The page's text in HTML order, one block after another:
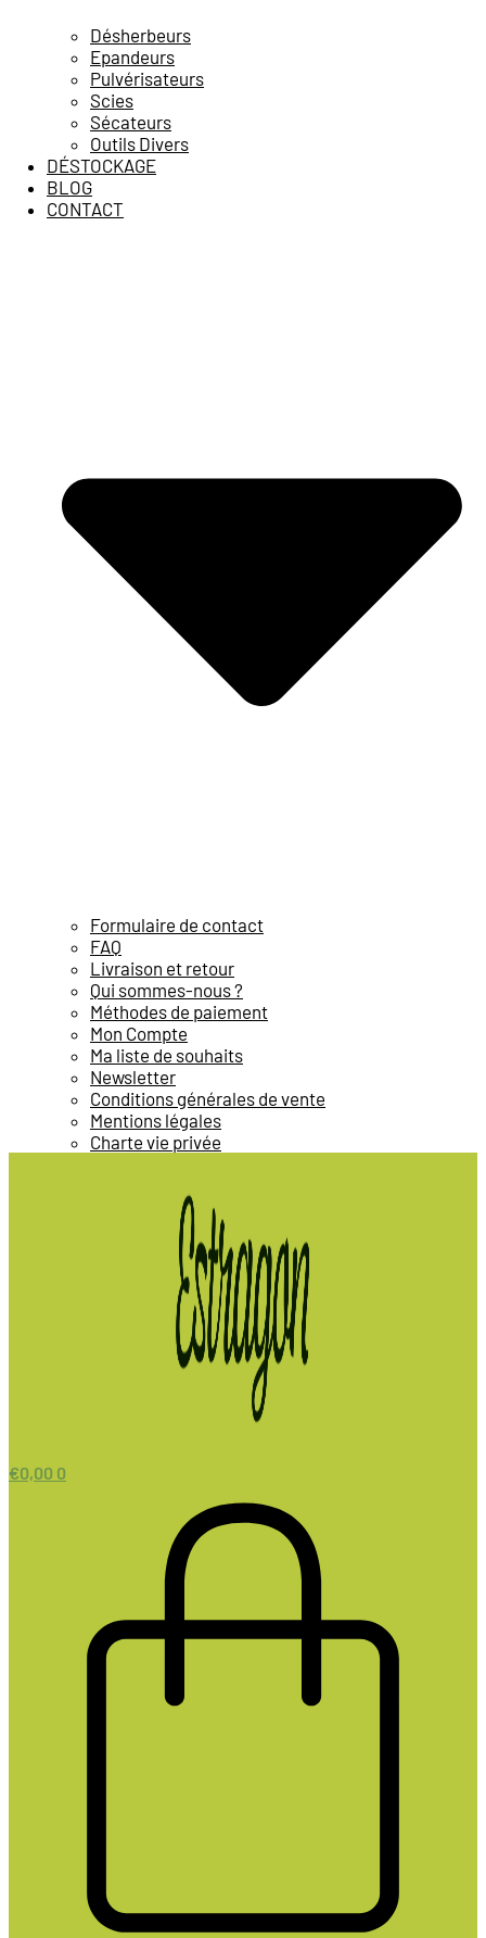
Désherbeurs
Epandeurs
Pulvérisateurs
Scies
Sécateurs
Outils Divers
DÉSTOCKAGE
BLOG
CONTACT
Formulaire de contact
FAQ
Livraison et retour
Qui sommes-nous ?
Méthodes de paiement
Mon Compte
Ma liste de souhaits
Newsletter
Conditions générales de vente
Mentions légales
Charte vie privée
€0,00 0